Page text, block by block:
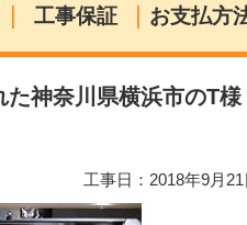
| 工事保証 | お支払方
神奈川県横浜市のT様
工事日：2018年9月